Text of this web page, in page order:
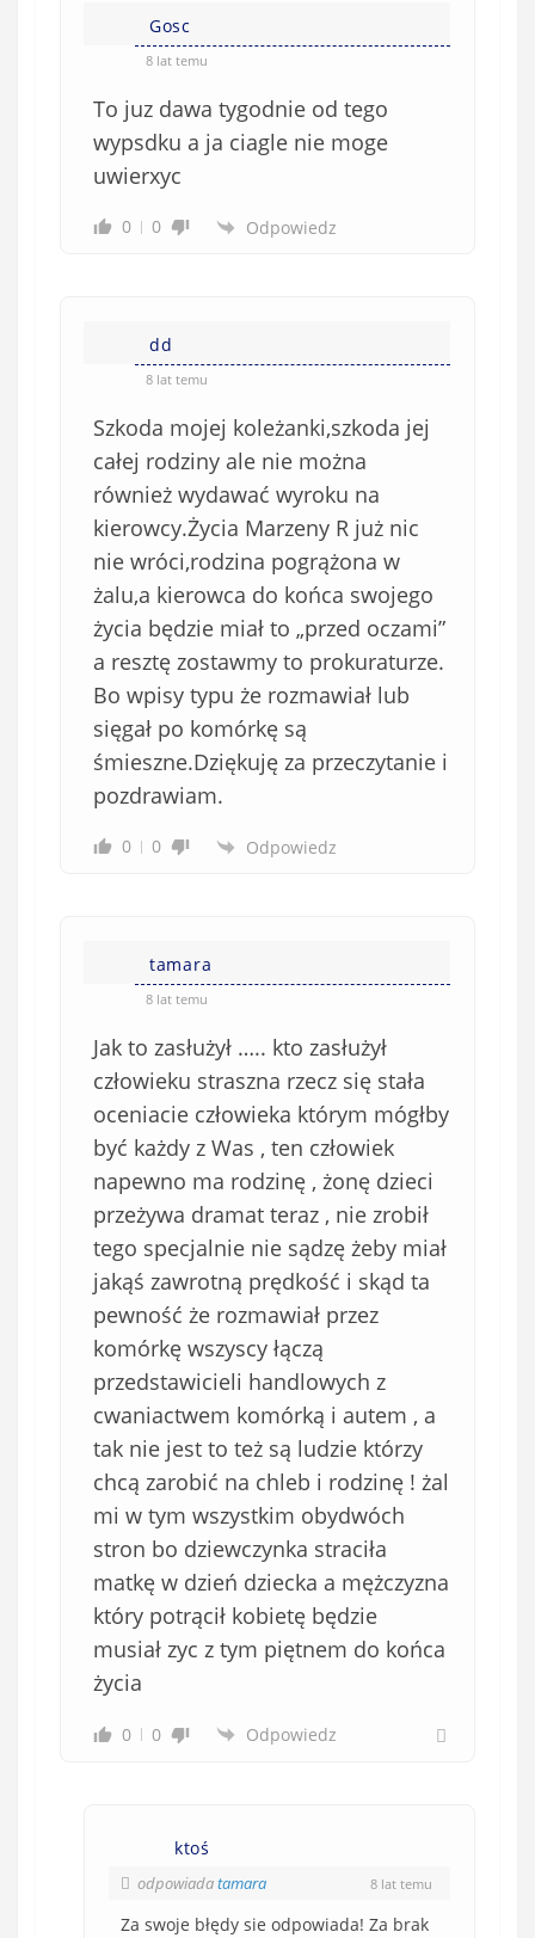
Gosc
8 lat temu
To juz dawa tygodnie od tego
wypsdku a ja ciagle nie moge
uwierxyc
0 0 Odpowiedz
dd
8 lat temu
Szkoda mojej koleżanki,szkoda jej
całej rodziny ale nie można
również wydawać wyroku na
kierowcy.Życia Marzeny R już nic
nie wróci,rodzina pogrążona w
żalu,a kierowca do końca swojego
życia będzie miał to „przed oczami”
a resztę zostawmy to prokuraturze.
Bo wpisy typu że rozmawiał lub
sięgał po komórkę są
śmieszne.Dziękuję za przeczytanie i
pozdrawiam.
0 0 Odpowiedz
tamara
8 lat temu
Jak to zasłużył ….. kto zasłużył
człowieku straszna rzecz się stała
oceniacie człowieka którym mógłby
być każdy z Was , ten człowiek
napewno ma rodzinę , żonę dzieci
przeżywa dramat teraz , nie zrobił
tego specjalnie nie sądzę żeby miał
jakąś zawrotną prędkość i skąd ta
pewność że rozmawiał przez
komórkę wszyscy łączą
przedstawicieli handlowych z
cwaniactwem komórką i autem , a
tak nie jest to też są ludzie którzy
chcą zarobić na chleb i rodzinę ! żal
mi w tym wszystkim obydwóch
stron bo dziewczynka straciła
matkę w dzień dziecka a mężczyzna
który potrącił kobietę będzie
musiał zyc z tym piętnem do końca
życia
0 0 Odpowiedz
ktoś
odpowiadatamara 8 lat temu
Za swoje błędy sie odpowiada! Za brak